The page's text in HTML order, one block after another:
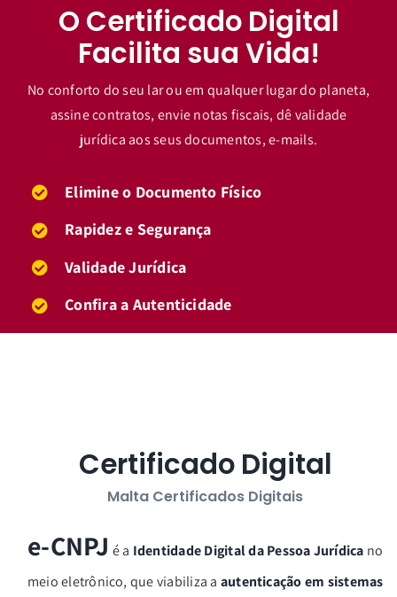
O Certificado Digital
Facilita sua Vida!
No conforto do seu lar ou em qualquer lugar do planeta,
assine contratos, envie notas fiscais, dê validade
jurídica aos seus documentos, e-mails.
Elimine o Documento Físico
Rapidez e Segurança
Validade Jurídica
Confira a Autenticidade
Certificado Digital
Malta Certificados Digitais
e-CNPJ é a Identidade Digital da Pessoa Jurídica no
meio eletrônico, que viabiliza a autenticação em sistemas